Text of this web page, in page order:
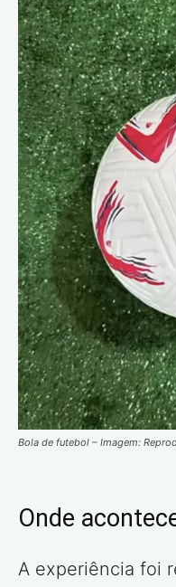
Bola de futebol – Imagem:
Onde
A experiência foi